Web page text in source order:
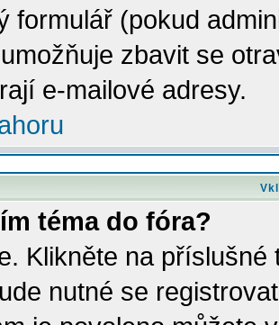
formulář (pokud
zbavit se
e-mailové adresy.
téma do fóra?
Klikněte na
nutné se